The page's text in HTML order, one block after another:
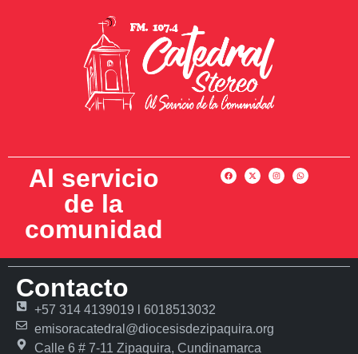
Al servicio
de la
comunidad
Contacto
+57 314 4139019 l 6018513032
emisoracatedral@diocesisdezipaquira.org
Calle 6 # 7-11 Zipaquira, Cundinamarca